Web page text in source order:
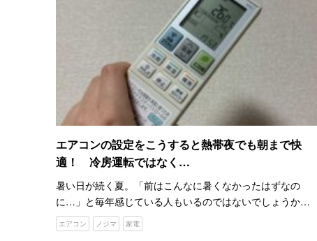
エアコンの設定をこうすると熱帯夜でも朝まで快
適！ 冷房運転ではなく…
暑い日が続く夏。「前はこんなに暑くなかったはずなの
に…」と毎年感じている人もいるのではないでしょうか。
日中の気温が高くなると、夜もなかなか気温が下がらない
ですよね。 気象庁は、夕方から翌朝までの最低気温が２５
エアコン ノジマ 家電